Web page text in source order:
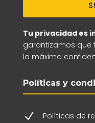
Tu privacidad es
garantizamos que
la máxima
Políticas y
N Políticas de